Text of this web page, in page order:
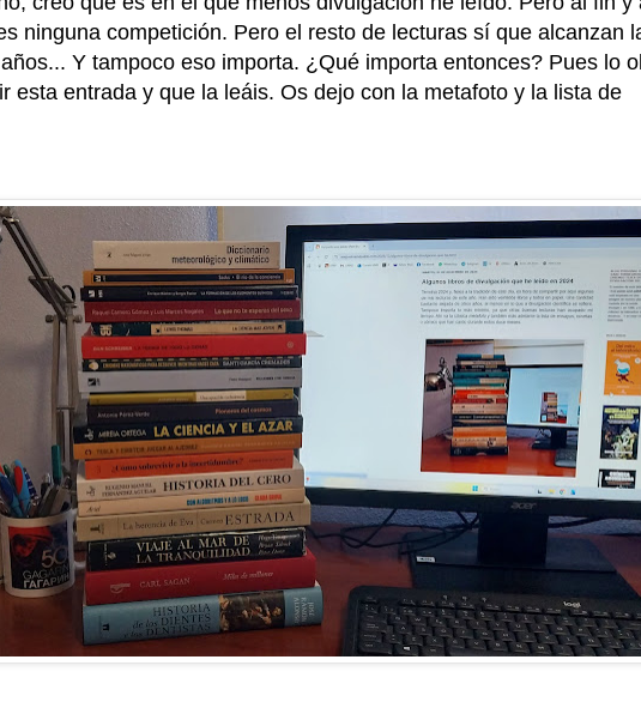
ninguna competición. Pero el resto de lecturas sí que alcanzan
Y tampoco eso importa. ¿Qué importa entonces? Pues lo
esta entrada y que la leáis. Os dejo con la metafoto y la lista de